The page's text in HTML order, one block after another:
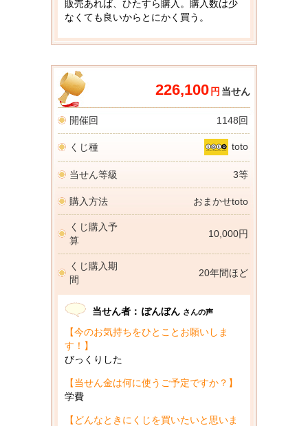
販売あれば、ひたすら購入。購入数は少
なくても良いからとにかく買う。
226,100 円 当せん
開催回 1148回
くじ種 toto
当せん等級 3等
購入方法 おまかせtoto
くじ購入予
算
10,000円
くじ購入期
間
20年間ほど
当せん者： ぽんぼん さんの声
【今のお気持ちをひとことお願いしま
す！】
びっくりした
【当せん金は何に使うご予定ですか？】
学費
【どんなときにくじを買いたいと思いま